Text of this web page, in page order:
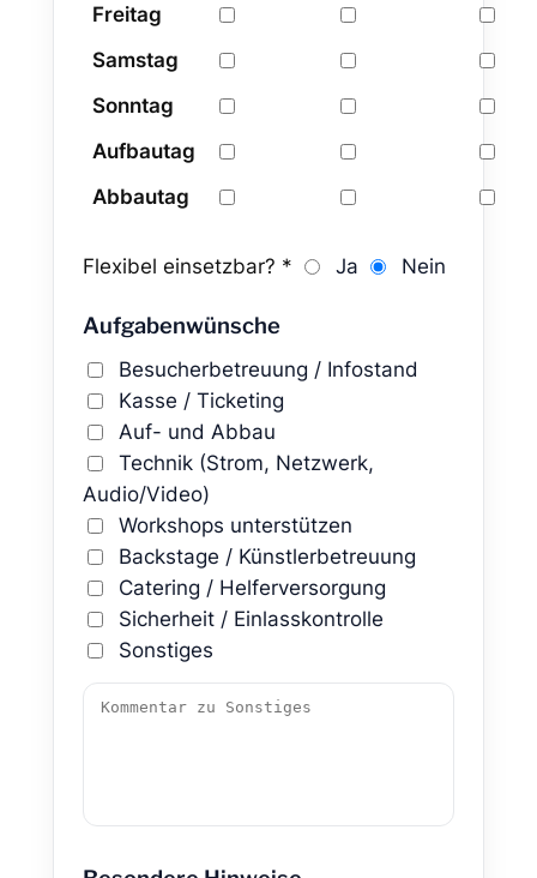
Freitag
Samstag
Sonntag
Aufbautag
Abbautag
Flexibel einsetzbar? * Ja Nein
Aufgabenwünsche
Besucherbetreuung / Infostand
Kasse / Ticketing
Auf- und Abbau
Technik (Strom, Netzwerk,
Audio/Video)
Workshops unterstützen
Backstage / Künstlerbetreuung
Catering / Helferversorgung
Sicherheit / Einlasskontrolle
Sonstiges